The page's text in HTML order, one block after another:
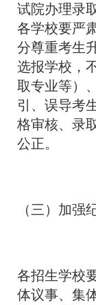
试院办理录
各学校要严
分尊重考生
选报学校，
取专业等）
引、误导考
格审核、录
公正。
（三）加强
各招生学校
体议事、集